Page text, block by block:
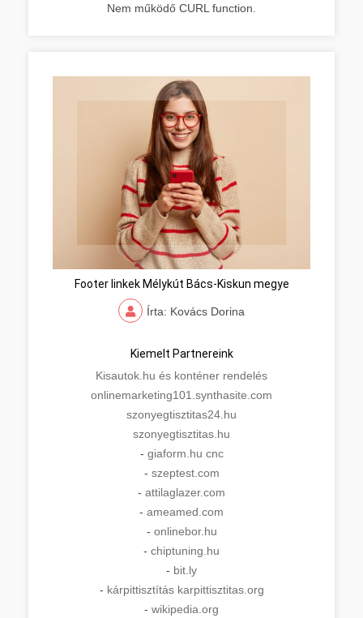
Nem működő CURL function.
Footer linkek Mélykút Bács-Kiskun megye
Írta: Kovács Dorina
Kiemelt Partnereink
Kisautok.hu és konténer rendelés
onlinemarketing101.synthasite.com
szonyegtisztitas24.hu
szonyegtisztitas.hu
- giaform.hu cnc
- szeptest.com
- attilaglazer.com
- ameamed.com
- onlinebor.hu
- chiptuning.hu
- bit.ly
- kárpittisztítás karpittisztitas.org
- wikipedia.org